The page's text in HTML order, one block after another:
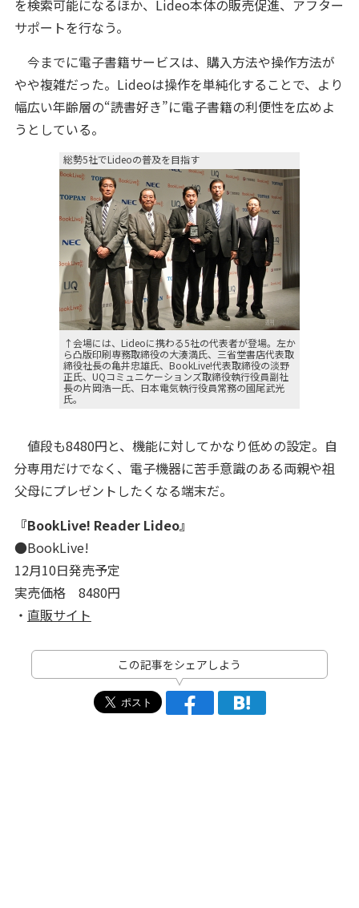
を検索可能になるほか、Lideo本体の販売促進、アフター
サポートを行なう。
今までに電子書籍サービスは、購入方法や操作方法が
やや複雑だった。Lideoは操作を単純化することで、より
幅広い年齢層の“読書好き”に電子書籍の利便性を広めよ
うとしている。
総勢5社でLideoの普及を目指す
↑会場には、Lideoに携わる5社の代表者が登場。左か
ら凸版印刷専務取締役の大湊満氏、三省堂書店代表取
締役社長の亀井忠雄氏、BookLive!代表取締役の淡野
正氏、UQコミュニケーションズ取締役執行役員副社
長の片岡浩一氏、日本電気執行役員常務の國尾武光
氏。
値段も8480円と、機能に対してかなり低めの設定。自
分専用だけでなく、電子機器に苦手意識のある両親や祖
父母にプレゼントしたくなる端末だ。
『BookLive! Reader Lideo』
●BookLive!
12月10日発売予定
実売価格 8480円
・ 直販サイト
この記事をシェアしよう